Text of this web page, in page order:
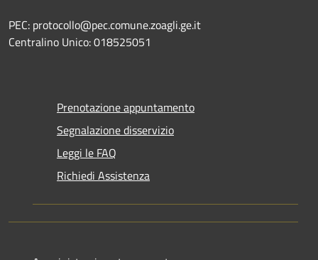
PEC: protocollo@pec.comune.zoagli.ge.it
Centralino Unico: 018525051
Prenotazione appuntamento
Segnalazione disservizio
Leggi le FAQ
Richiedi Assistenza